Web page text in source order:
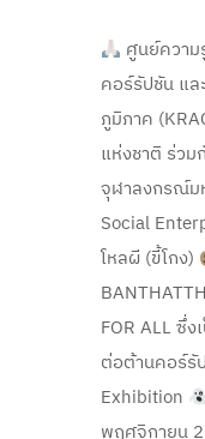
ศูนย์ความ
คอร์รัปชัน แล
ภูมิภาค
แห่งชาติ ร่ว
จุฬาลงกรณ์ม
Social
โหลผี (ขี้โกง)
FOR ALL ซึ่
ต่อต้านคอร์รั
Exhibition
พฤศจิกายน